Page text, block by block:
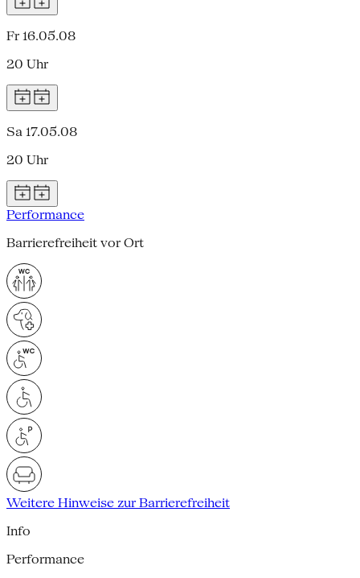
Fr 16.05.08
20 Uhr
Sa 17.05.08
20 Uhr
Performance
Barrierefreiheit vor Ort
Weitere Hinweise zur Barrierefreiheit
Info
Performance